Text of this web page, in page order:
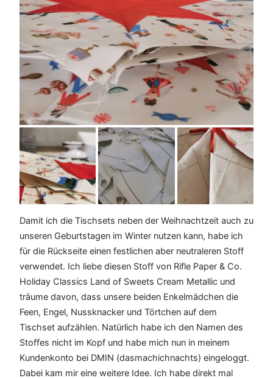
Damit ich die Tischsets neben der Weihnachtzeit auch zu
unseren Geburtstagen im Winter nutzen kann, habe ich
für die Rückseite einen festlichen aber neutraleren Stoff
verwendet. Ich liebe diesen Stoff von Rifle Paper & Co.
Holiday Classics Land of Sweets Cream Metallic und
träume davon, dass unsere beiden Enkelmädchen die
Feen, Engel, Nussknacker und Törtchen auf dem
Tischset aufzählen. Natürlich habe ich den Namen des
Stoffes nicht im Kopf und habe mich nun in meinem
Kundenkonto bei DMIN (dasmachichnachts) eingeloggt.
Dabei kam mir eine weitere Idee. Ich habe direkt mal